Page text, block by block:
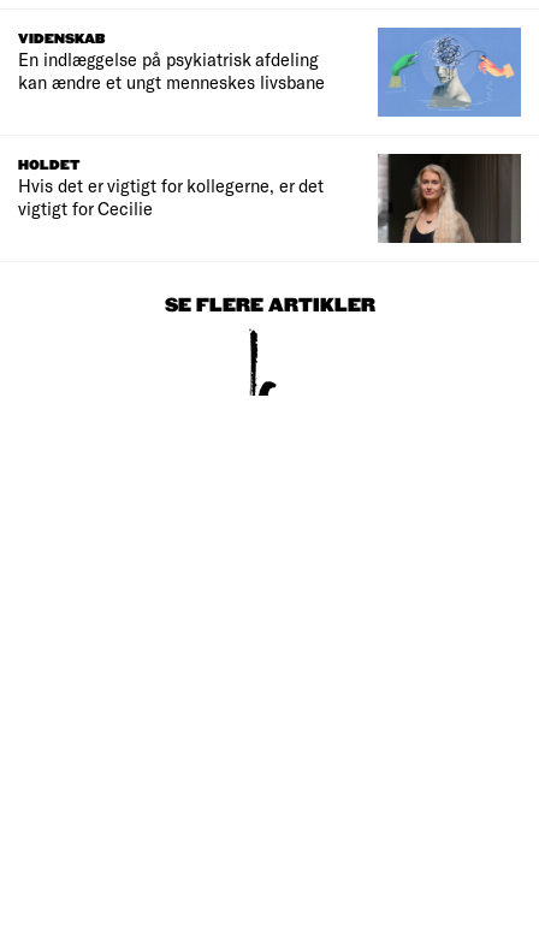
VIDENSKAB
En indlæggelse på psykiatrisk afdeling
kan ændre et ungt menneskes livsbane
HOLDET
Hvis det er vigtigt for kollegerne, er det
vigtigt for Cecilie
SE FLERE ARTIKLER